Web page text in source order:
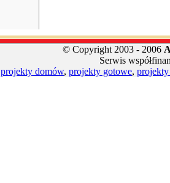
© Copyright 2003 - 2006
Serwis
projekty domów, projekty gotowe,